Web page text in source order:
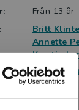
Från 13 år
Britt
Annette
Kerstin
Typiskt
Humor